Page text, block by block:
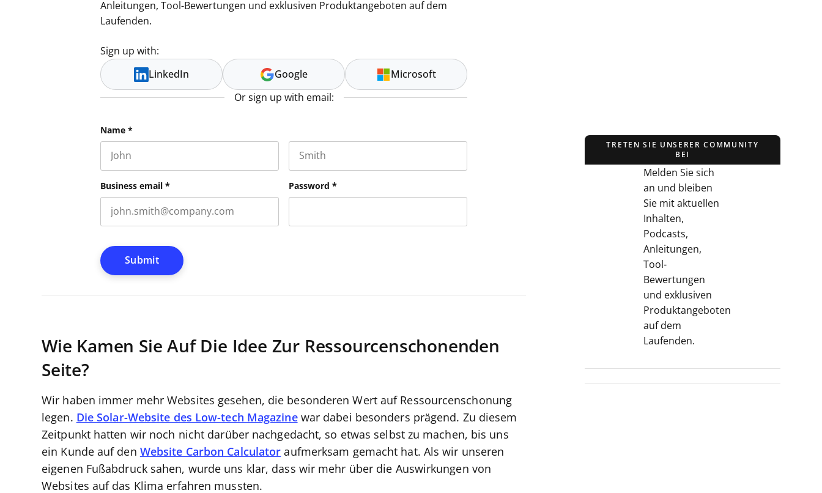
Anleitungen, Tool-Bewertungen und exklusiven Produktangeboten auf dem
Laufenden.
Sign up with:
LinkedIn Google Microsoft
Or sign up with email:
Comments
This field is for validation purposes and should be left unchanged.
Name *
Business email * Password *
Wie Kamen Sie Auf Die Idee Zur Ressourcenschonenden
Seite?
Wir haben immer mehr Websites gesehen, die besonderen Wert auf Ressourcenschonung
legen. Die Solar-Website des Low-tech Magazinewar dabei besonders prägend. Zu diesem
Zeitpunkt hatten wir noch nicht darüber nachgedacht, so etwas selbst zu machen, bis uns
ein Kunde auf den Website Carbon Calculator aufmerksam gemacht hat. Als wir unseren
eigenen Fußabdruck sahen, wurde uns klar, dass wir mehr über die Auswirkungen von
Websites auf das Klima erfahren mussten.
TRETEN SIE UNSERER COMMUNITY
BEI
Melden Sie sich
an und bleiben
Sie mit aktuellen
Inhalten,
Podcasts,
Anleitungen,
Tool-
Bewertungen
und exklusiven
Produktangeboten
auf dem
Laufenden.